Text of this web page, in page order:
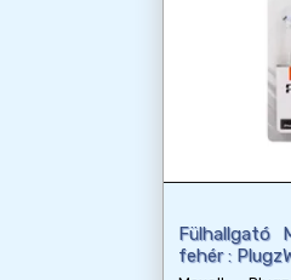
Fülhallgató
fehér :